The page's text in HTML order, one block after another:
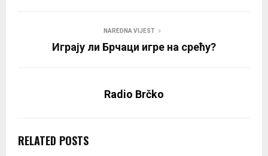
NAREDNA VIJEST
Играју ли Брчаци игре на срећу?
Radio Brčko
RELATED POSTS